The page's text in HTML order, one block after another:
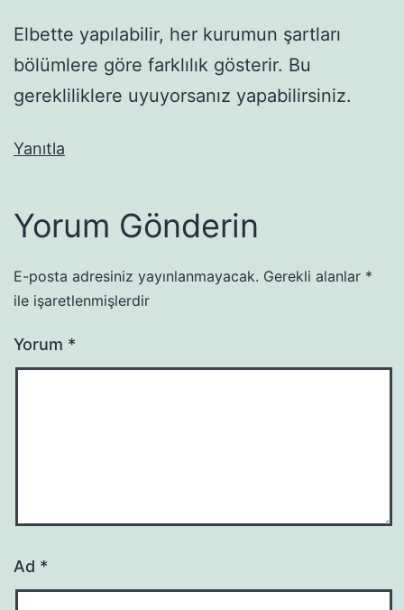
Elbette yapılabilir, her kurumun şartları
bölümlere göre farklılık gösterir. Bu
gerekliliklere uyuyorsanız yapabilirsiniz.
Yanıtla
Yorum Gönderin
E-posta adresiniz yayınlanmayacak. Gerekli alanlar *
ile işaretlenmişlerdir
Yorum *
Ad *